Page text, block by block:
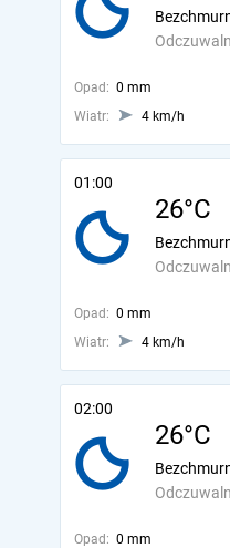
Opad: 0 mm
Wiatr:
4 km/h
01:00
26°C
Opad: 0 mm
Wiatr:
4 km/h
02:00
26°C
Opad: 0 mm